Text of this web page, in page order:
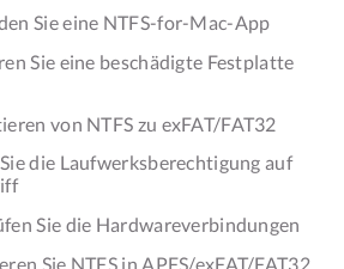
Sie eine NTFS-for-Mac-App
Sie eine beschädigte Festplatte
von NTFS zu exFAT/FAT32
die Laufwerksberechtigung auf
Sie die Hardwareverbindungen
Sie NTFS in APFS/exFAT/FAT32